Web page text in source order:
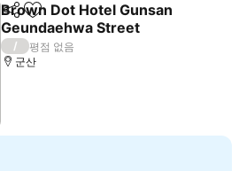
공유 즐겨찾기에 추가
Brown Dot Hotel Gunsan
Geundaehwa Street
요금 보기
/
평점 없음
군산